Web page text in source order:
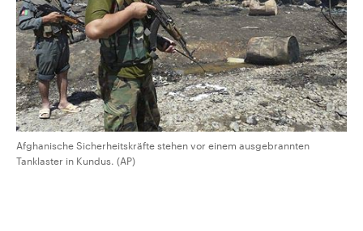
Afghanische Sicherheitskräfte stehen vor einem ausgebrannten
Tanklaster in Kundus. (AP)